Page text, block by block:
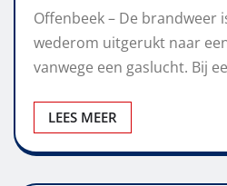
Offenbeek – De brandweer
wederom uitgerukt naar
vanwege een gaslucht. Bij
LEES MEER